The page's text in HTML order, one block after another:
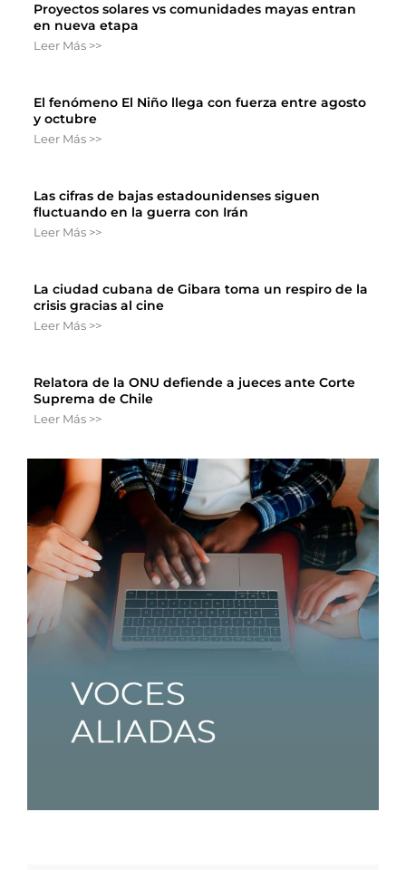
Proyectos solares vs comunidades mayas entran
en nueva etapa
Leer Más >>
El fenómeno El Niño llega con fuerza entre agosto
y octubre
Leer Más >>
Las cifras de bajas estadounidenses siguen
fluctuando en la guerra con Irán
Leer Más >>
La ciudad cubana de Gibara toma un respiro de la
crisis gracias al cine
Leer Más >>
Relatora de la ONU defiende a jueces ante Corte
Suprema de Chile
Leer Más >>